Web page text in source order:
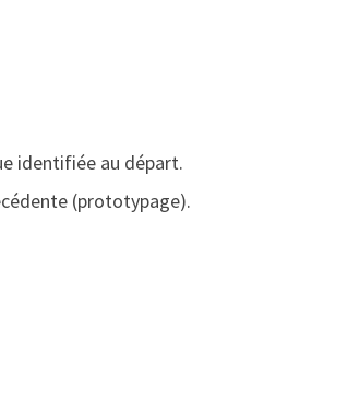
identifiée au départ.
(prototypage).